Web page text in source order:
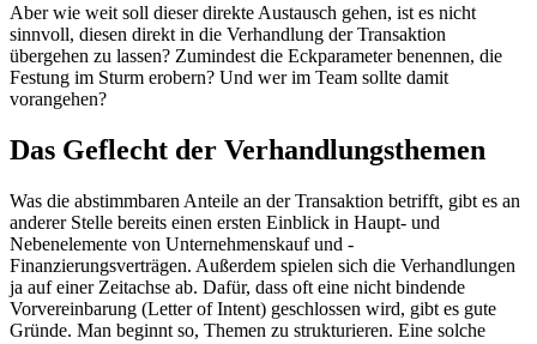
Aber wie weit soll dieser direkte Austausch gehen, ist es nicht
sinnvoll, diesen direkt in die Verhandlung der Transaktion
übergehen zu lassen? Zumindest die Eckparameter benennen, die
Festung im Sturm erobern? Und wer im Team sollte damit
vorangehen?
Das Geflecht der Verhandlungsthemen
Was die abstimmbaren Anteile an der Transaktion betrifft, gibt es an
anderer Stelle bereits einen ersten Einblick in Haupt- und
Nebenelemente von Unternehmenskauf und -
Finanzierungsverträgen. Außerdem spielen sich die Verhandlungen
ja auf einer Zeitachse ab. Dafür, dass oft eine nicht bindende
Vorvereinbarung (Letter of Intent) geschlossen wird, gibt es gute
Gründe. Man beginnt so, Themen zu strukturieren. Eine solche